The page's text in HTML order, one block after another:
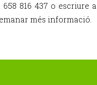
816 437 o escriure a
més informació.